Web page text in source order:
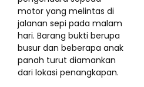
motor yang melintas di
jalanan sepi pada malam
hari. Barang bukti berupa
busur dan beberapa anak
panah turut diamankan
dari lokasi penangkapan.